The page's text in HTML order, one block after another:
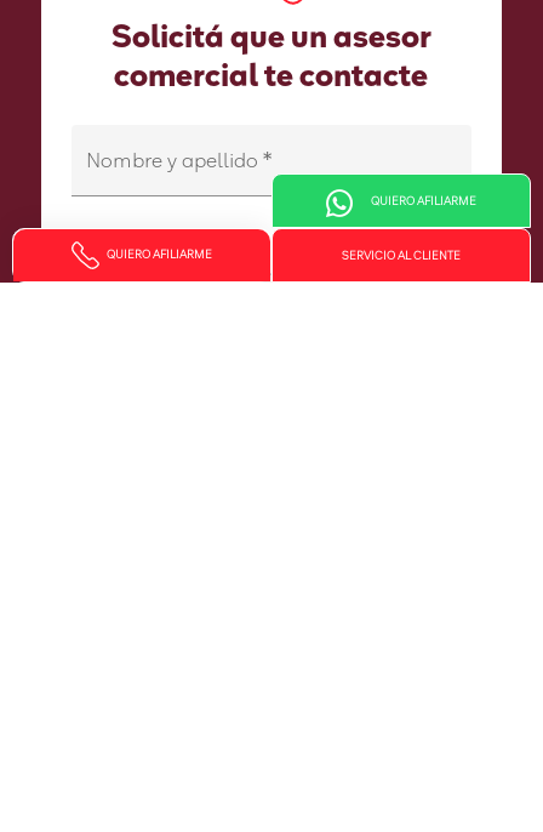
Solicitá que un asesor
comercial te contacte
Nombre y apellido *
Número de celular*
QUIERO AFILIARME
QUIERO AFILIARME
SERVICIO AL CLIENTE